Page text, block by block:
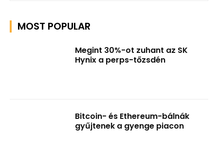
MOST POPULAR
Megint 30%-ot zuhant az SK
Hynix a perps-tőzsdén
Bitcoin- és Ethereum-bálnák
gyűjtenek a gyenge piacon